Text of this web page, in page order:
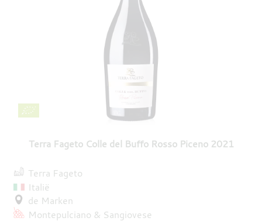
Terra Fageto Colle del Buffo Rosso Piceno 2021
Terra Fageto
Italië
de Marken
Montepulciano
Sangiovese